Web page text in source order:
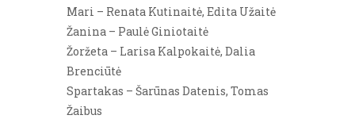
Mari – Renata Kutinaitė, Edita Užaitė
Žanina – Paulė Giniotaitė
Žoržeta – Larisa Kalpokaitė, Dalia
Brenciūtė
Spartakas – Šarūnas Datenis, Tomas
Žaibus